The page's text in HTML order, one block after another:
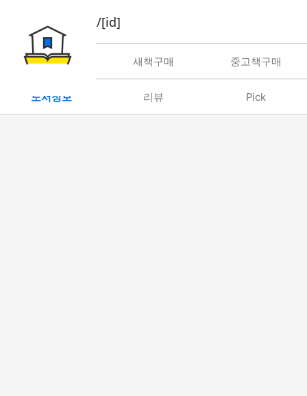
book/rent/[id]
대여 새책구매 중고책구매
도서정보 리뷰 Pick